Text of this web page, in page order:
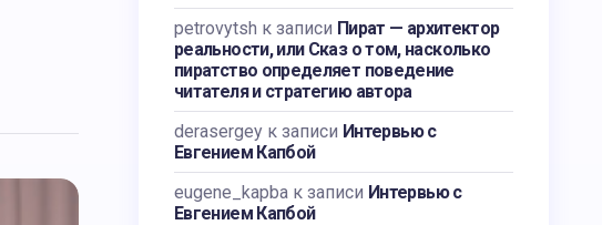
petrovytsh к записи Пират — архитектор
реальности, или Сказ о том, насколько
пиратство определяет поведение
читателя и стратегию автора
derasergey к записи Интервью с
Евгением Капбой
eugene_kapba к записи Интервью с
Евгением Капбой